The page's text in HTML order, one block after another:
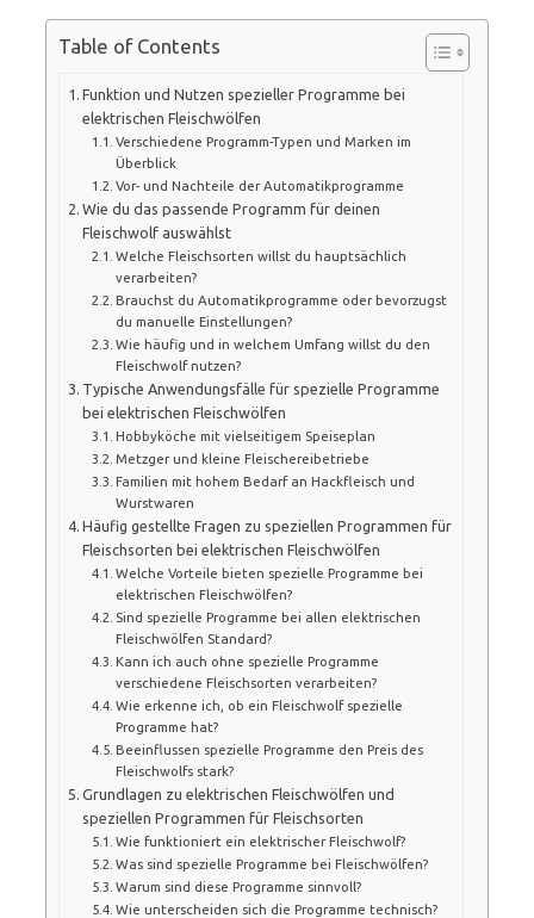
Table of Contents
Funktion und Nutzen spezieller Programme bei
elektrischen Fleischwölfen
Verschiedene Programm-Typen und Marken im
Überblick
Vor- und Nachteile der Automatikprogramme
Wie du das passende Programm für deinen
Fleischwolf auswählst
Welche Fleischsorten willst du hauptsächlich
verarbeiten?
Brauchst du Automatikprogramme oder bevorzugst
du manuelle Einstellungen?
Wie häufig und in welchem Umfang willst du den
Fleischwolf nutzen?
Typische Anwendungsfälle für spezielle Programme
bei elektrischen Fleischwölfen
Hobbyköche mit vielseitigem Speiseplan
Metzger und kleine Fleischereibetriebe
Familien mit hohem Bedarf an Hackfleisch und
Wurstwaren
Häufig gestellte Fragen zu speziellen Programmen für
Fleischsorten bei elektrischen Fleischwölfen
Welche Vorteile bieten spezielle Programme bei
elektrischen Fleischwölfen?
Sind spezielle Programme bei allen elektrischen
Fleischwölfen Standard?
Kann ich auch ohne spezielle Programme
verschiedene Fleischsorten verarbeiten?
Wie erkenne ich, ob ein Fleischwolf spezielle
Programme hat?
Beeinflussen spezielle Programme den Preis des
Fleischwolfs stark?
Grundlagen zu elektrischen Fleischwölfen und
speziellen Programmen für Fleischsorten
Wie funktioniert ein elektrischer Fleischwolf?
Was sind spezielle Programme bei Fleischwölfen?
Warum sind diese Programme sinnvoll?
Wie unterscheiden sich die Programme technisch?